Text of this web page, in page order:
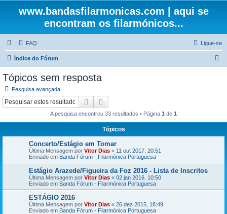
www.bandasfilarmonicas.com | aqui se
encontram os filarmónicos...
FAQ Ligue-se
Índice do Fórum
Tópicos sem resposta
Pesquisa avançada
Pesquisar
A pesquisa encontrou 33 resultados • Página 1 de 1
Tópicos
Concerto/Estágio em Tomar
Última Mensagem por Vitor Dias « 11 out 2017, 20:51
Enviado em Banda Fórum - Filarmónica Portuguesa
Estágio Arazede/Figueira da Foz 2016 - Lista de Inscritos
Última Mensagem por Vitor Dias « 02 jan 2016, 10:50
Enviado em Banda Fórum - Filarmónica Portuguesa
ESTÁGIO 2016
Última Mensagem por Vitor Dias « 26 dez 2015, 18:49
Enviado em Banda Fórum - Filarmónica Portuguesa